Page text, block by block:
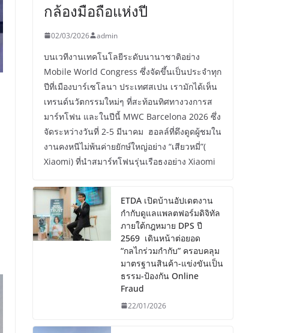
กล้องมือถือแห่งปี
02/03/2026 admin
บนเวทีงานเทคโนโลยีระดับนานาชาติอย่าง
Mobile World Congress ซึ่งจัดขึ้นเป็นประจำทุก
ปีที่เมืองบาร์เซโลนา ประเทศสเปน เรามักได้เห็น
เทรนด์นวัตกรรมใหม่ๆ ที่สะท้อนทิศทางวงการส
มาร์ทโฟน และในปีนี้ MWC Barcelona 2026 ซึ่ง
จัดระหว่างวันที่ 2-5 มีนาคม ฮอลล์ที่ดึงดูดผู้ชมใน
งานคงหนีไม่พ้นค่ายยักษ์ใหญ่อย่าง “เสียวหมี่”(
Xiaomi) ที่นำสมาร์ทโฟนรุ่นเรือธงอย่าง Xiaomi
ETDA เปิดบ้านอัปเดตงาน
กำกับดูแลแพลตฟอร์มดิจิทัล
ภายใต้กฎหมาย DPS ปี
2569 เดินหน้าต่อยอด
“กลไกร่วมกำกับ” ครอบคลุม
มาตรฐานสินค้า-แข่งขันเป็น
ธรรม-ป้องกัน Online
Fraud
22/01/2026